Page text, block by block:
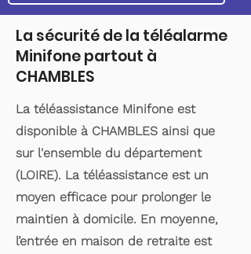
La sécurité de la téléalarme
Minifone partout à
CHAMBLES
La téléassistance Minifone est
disponible à CHAMBLES ainsi que
sur l'ensemble du département
(LOIRE). La téléassistance est un
moyen efficace pour prolonger le
maintien à domicile. En moyenne,
l’entrée en maison de retraite est